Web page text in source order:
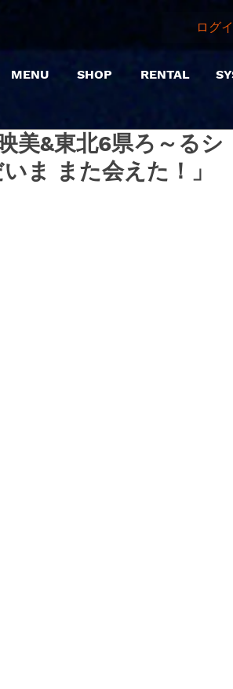
MENU SHOP
ログ
RENTAL
美&東北6県ろ～るシ
ま また会えた！」